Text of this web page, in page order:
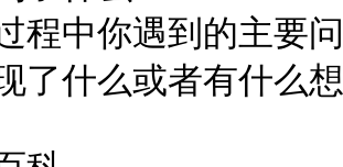
中你遇到的主要
什么或者有什么